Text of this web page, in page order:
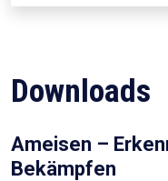
Downloads
Ameisen –
Bekämpfen